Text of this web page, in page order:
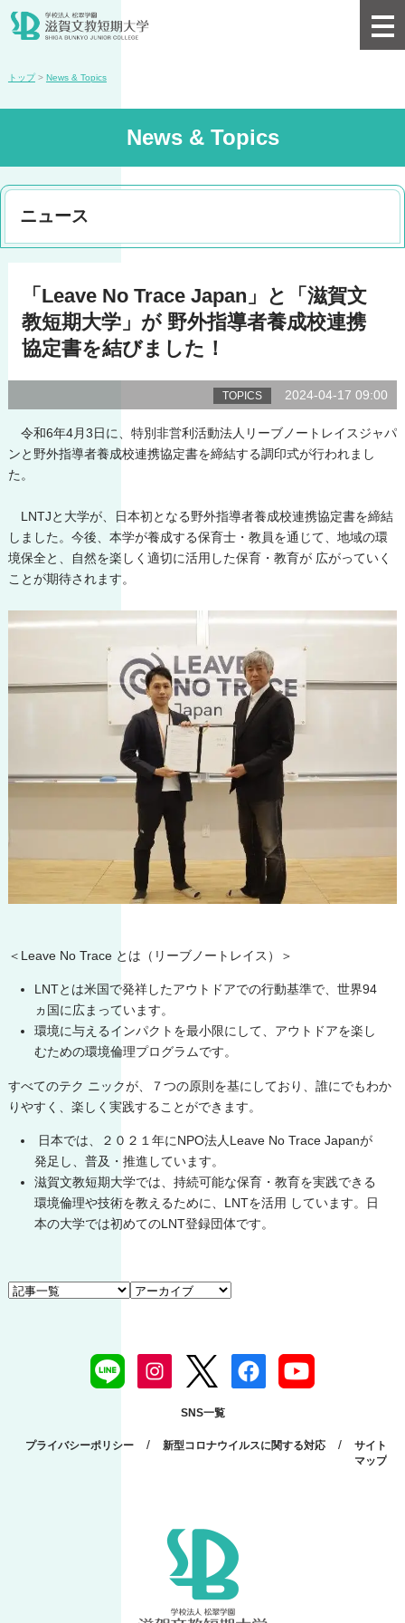
トップ > News & Topics
News & Topics
ニュース
「Leave No Trace Japan」と「滋賀文
教短期大学」が 野外指導者養成校連携
協定書を結びました！
TOPICS 2024-04-17 09:00
令和6年4月3日に、特別非営利活動法人リーブノートレイスジャパ
ンと野外指導者養成校連携協定書を締結する調印式が行われまし
た。
LNTJと大学が、日本初となる野外指導者養成校連携協定書を締結
しました。今後、本学が養成する保育士・教員を通じて、地域の環
境保全と、自然を楽しく適切に活用した保育・教育が 広がっていく
ことが期待されます。
＜Leave No Trace とは（リーブノートレイス）＞
LNTとは米国で発祥したアウトドアでの行動基準で、世界94
ヵ国に広まっています。
環境に与えるインパクトを最小限にして、アウトドアを楽し
むための環境倫理プログラムです。
すべてのテク ニックが、７つの原則を基にしており、誰にでもわか
りやすく、楽しく実践することができます。
日本では、２０２１年にNPO法人Leave No Trace Japanが
発足し、普及・推進しています。
滋賀文教短期大学では、持続可能な保育・教育を実践できる
環境倫理や技術を教えるために、LNTを活用 しています。日
本の大学では初めてのLNT登録団体です。
SNS一覧
プライバシーポリシー / 新型コロナウイルスに関する対応 /
サイト
マップ